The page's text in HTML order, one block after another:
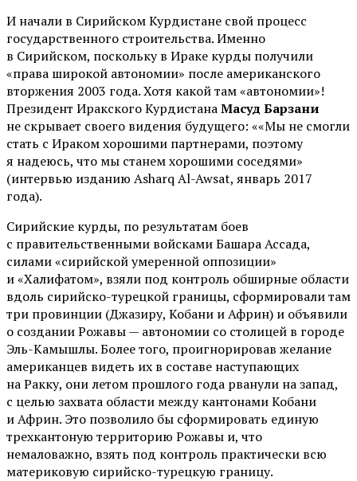
И начали в Сирийском Курдистане свой процесс
государственного строительства. Именно
в Сирийском, поскольку в Ираке курды получили
«права широкой автономии» после американского
вторжения 2003 года. Хотя какой там «автономии»!
Президент Иракского КурдистанаМасуд Барзани
не скрывает своего видения будущего: ««Мы не смогли
стать с Ираком хорошими партнерами, поэтому
я надеюсь, что мы станем хорошими соседями»
(интервью изданию Asharq Al-Awsat, январь 2017
года).
Сирийские курды, по результатам боев
с правительственными войсками Башара Ассада,
силами «сирийской умеренной оппозиции»
и «Халифатом», взяли под контроль обширные области
вдоль сирийско-турецкой границы, сформировали там
три провинции (Джазиру, Кобани и Африн) и объявили
о создании Рожавы — автономии со столицей в городе
Эль-Камышлы. Более того, проигнорировав желание
американцев видеть их в составе наступающих
на Ракку, они летом прошлого года рванули на запад,
с целью захвата области между кантонами Кобани
и Африн. Это позволило бы сформировать единую
трехкантоную территорию Рожавы и, что
немаловажно, взять под контроль практически всю
материковую сирийско-турецкую границу.